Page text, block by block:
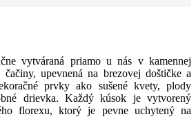
vytváraná priamo u nás v kamennej
upevnená na brezovej doštičke a
prvky ako sušené kvety, plody
drievka. Každý kúsok je vytvorený
florexu, ktorý je pevne uchytený na